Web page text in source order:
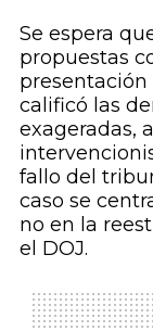
Se espera
propuestas
calificó las
exageradas,
fallo del
caso se
no en la
el DOJ.